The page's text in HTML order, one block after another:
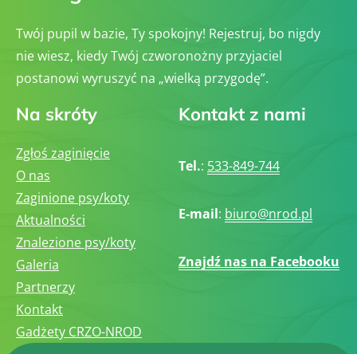
Twój pupil w bazie, Ty spokojny! Rejestruj, bo nigdy
nie wiesz, kiedy Twój czworonożny przyjaciel
postanowi wyruszyć na „wielką przygodę”.
Na skróty
Zgłoś zaginięcie
O nas
Zaginione psy/koty
Aktualności
Znalezione psy/koty
Galeria
Partnerzy
Kontakt
Gadżety CRZO-NROD
Kontakt z nami
Tel.: 533-849-744
E-mail: biuro@nrod.pl
Znajdź nas na Facebooku